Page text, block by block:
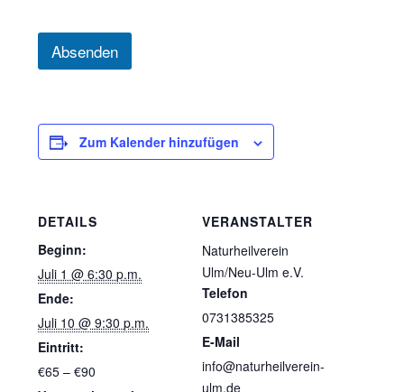
u
z
Absenden
Zum Kalender hinzufügen
DETAILS
Beginn:
Juli 1 @ 6:30 p.m.
Ende:
Juli 10 @ 9:30 p.m.
Eintritt:
€65 – €90
VERANSTALTER
Naturheilverein
Ulm/Neu-Ulm e.V.
Telefon
0731385325
E-Mail
info@naturheilverein-
ulm.de